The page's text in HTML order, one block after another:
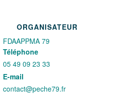
ORGANISATEUR
FDAAPPMA 79
Téléphone
05 49 09 23 33
E-mail
contact@peche79.fr